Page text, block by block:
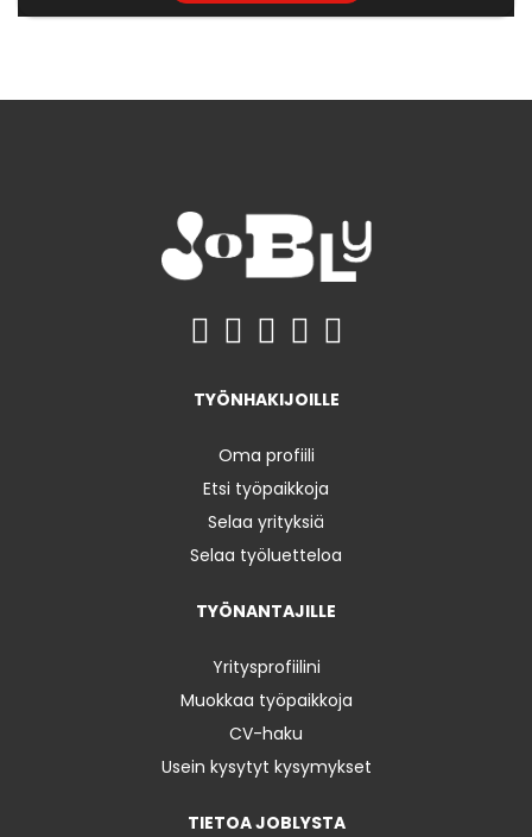
TYÖNHAKIJOILLE
Oma profiili
Etsi työpaikkoja
Selaa yrityksiä
Selaa työluetteloa
TYÖNANTAJILLE
Yritysprofiilini
Muokkaa työpaikkoja
CV-haku
Usein kysytyt kysymykset
TIETOA JOBLYSTA